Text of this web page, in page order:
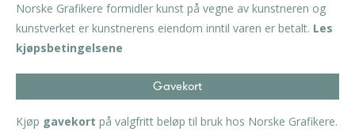
Norske Grafikere formidler kunst på vegne av kunstneren og
kunstverket er kunstnerens eiendom inntil varen er betalt. Les
kjøpsbetingelsene
Gavekort
Kjøp gavekort på valgfritt beløp til bruk hos Norske Grafikere.